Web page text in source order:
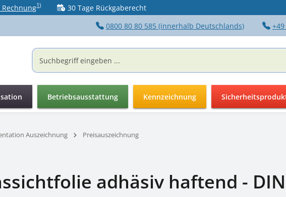
1) 30 Tage Rückgaberecht
0800 80 80 585 (innerhalb Deutschlands)
Betriebsausstattung Kennzeichnung
Auszeichnung Preisauszeichnung
adhäsiv haftend -